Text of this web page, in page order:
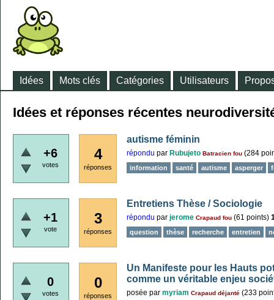
Idées Mots clés Catégories Utilisateurs
Idées et réponses récentes
+6
votes
4
réponses
autisme féminin
répondu par Rubujeto Batracien fou (284
information santé autisme asperger
+1
vote
3
réponses
Entretiens Thèse / Sociologie
répondu par jerome Crapaud fou (61 points)
question thèse recherche entretien
0
votes
0
réponses
Un Manifeste pour les Hauts
comme un véritable enjeu
posée par myriam Crapaud déjanté (233